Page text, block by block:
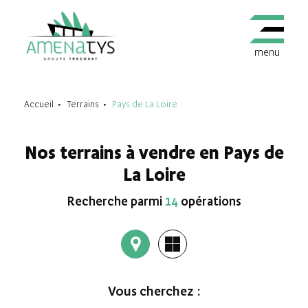
menu
Accueil Terrains Pays de La Loire
Nos terrains à vendre en Pays de
La Loire
Recherche parmi 14 opérations
Vous cherchez :